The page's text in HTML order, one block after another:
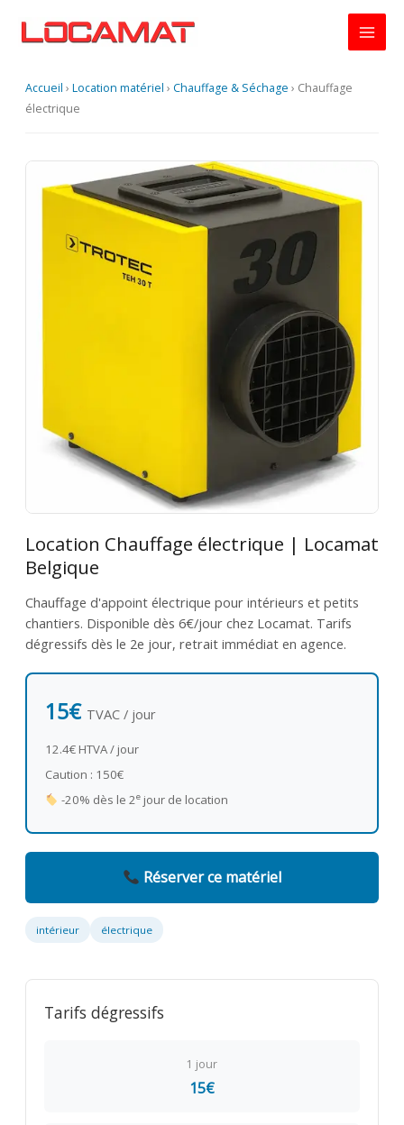
Accueil › Location matériel › Chauffage & Séchage › Chauffage
électrique
Location Chauffage électrique | Locamat
Belgique
Chauffage d'appoint électrique pour intérieurs et petits
chantiers. Disponible dès 6€/jour chez Locamat. Tarifs
dégressifs dès le 2e jour, retrait immédiat en agence.
15€ TVAC / jour
12.4€ HTVA / jour
Caution : 150€
-20% dès le 2ejour de location
Réserver ce matériel
intérieur électrique
Tarifs dégressifs
1 jour
15€